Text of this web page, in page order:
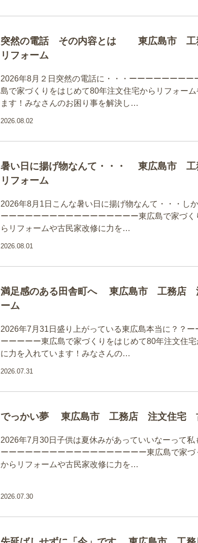
突然の電話 その内容とは 東広島市 工
リフォーム
2026年8月２日突然の電話に・・・ーーーーーーーー
島で家づくりをはじめて80年注文住宅からリフォー
ます！みなさんのお困り事を解決し…
2026.08.02
暑い日に揚げ物なんて・・・ 東広島市
リフォーム
2026年8月1日こんな暑い日に揚げ物なんて・・・し
ーーーーーーーーーーーーーーーーー東広島で家づ
らリフォームや古民家改修に力を…
2026.08.01
満足感のある田舎町へ 東広島市 工務店
ーム
2026年7月31日盛り上がっている東広島本当に？？
ーーーーー東広島で家づくりをはじめて80年注文住
に力を入れています！みなさんの…
2026.07.31
でっかい夢 東広島市 工務店 注文住宅
2026年7月30日子供は夏休みがあっていいなーって
ーーーーーーーーーーーーーーーーーー東広島で家
からリフォームや古民家改修に力を…
2026.07.30